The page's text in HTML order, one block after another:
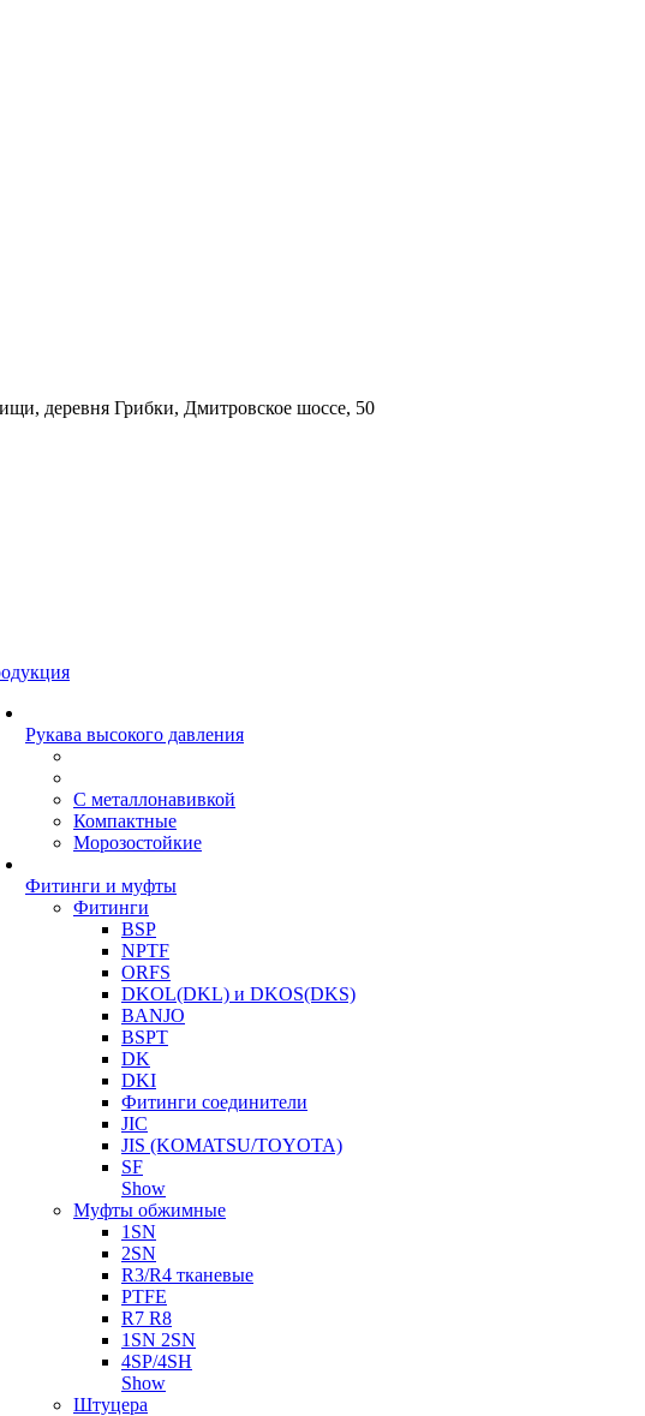
деревня Грибки, Дмитровское шоссе, 50
Рукава высокого давления
С металлонавивкой
Компактные
Морозостойкие
Фитинги и муфты
Фитинги
BSP
NPTF
ORFS
DKOL(DKL) и DKOS(DKS)
BANJO
BSPT
DK
DKI
Фитинги соединители
JIC
JIS (KOMATSU/TOYOTA)
SF
Show
Муфты обжимные
1SN
2SN
R3/R4 тканевые
PTFE
R7 R8
1SN 2SN
4SP/4SH
Show
Штуцера